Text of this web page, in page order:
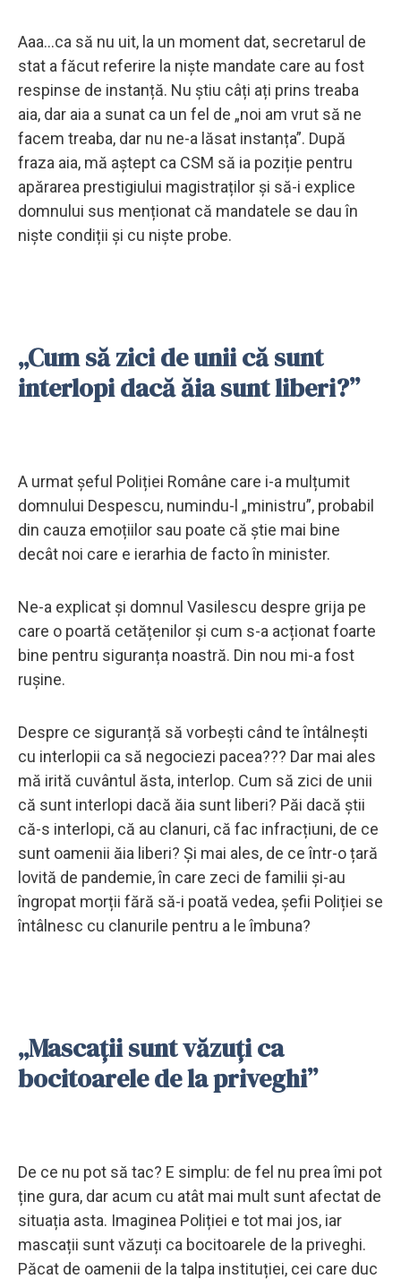
Aaa…ca să nu uit, la un moment dat, secretarul de
stat a făcut referire la niște mandate care au fost
respinse de instanță. Nu știu câți ați prins treaba
aia, dar aia a sunat ca un fel de „noi am vrut să ne
facem treaba, dar nu ne-a lăsat instanța”. După
fraza aia, mă aștept ca CSM să ia poziție pentru
apărarea prestigiului magistraților și să-i explice
domnului sus menționat că mandatele se dau în
niște condiții și cu niște probe.
„Cum să zici de unii că sunt
interlopi dacă ăia sunt liberi?”
A urmat șeful Poliției Române care i-a mulțumit
domnului Despescu, numindu-l „ministru”, probabil
din cauza emoțiilor sau poate că știe mai bine
decât noi care e ierarhia de facto în minister.
Ne-a explicat și domnul Vasilescu despre grija pe
care o poartă cetățenilor și cum s-a acționat foarte
bine pentru siguranța noastră. Din nou mi-a fost
rușine.
Despre ce siguranță să vorbești când te întâlnești
cu interlopii ca să negociezi pacea??? Dar mai ales
mă irită cuvântul ăsta, interlop. Cum să zici de unii
că sunt interlopi dacă ăia sunt liberi? Păi dacă știi
că-s interlopi, că au clanuri, că fac infracțiuni, de ce
sunt oamenii ăia liberi? Și mai ales, de ce într-o țară
lovită de pandemie, în care zeci de familii și-au
îngropat morții fără să-i poată vedea, șefii Poliției se
întâlnesc cu clanurile pentru a le îmbuna?
„Mascații sunt văzuți ca
bocitoarele de la priveghi”
De ce nu pot să tac? E simplu: de fel nu prea îmi pot
ține gura, dar acum cu atât mai mult sunt afectat de
situația asta. Imaginea Poliției e tot mai jos, iar
mascații sunt văzuți ca bocitoarele de la priveghi.
Păcat de oamenii de la talpa instituției, cei care duc